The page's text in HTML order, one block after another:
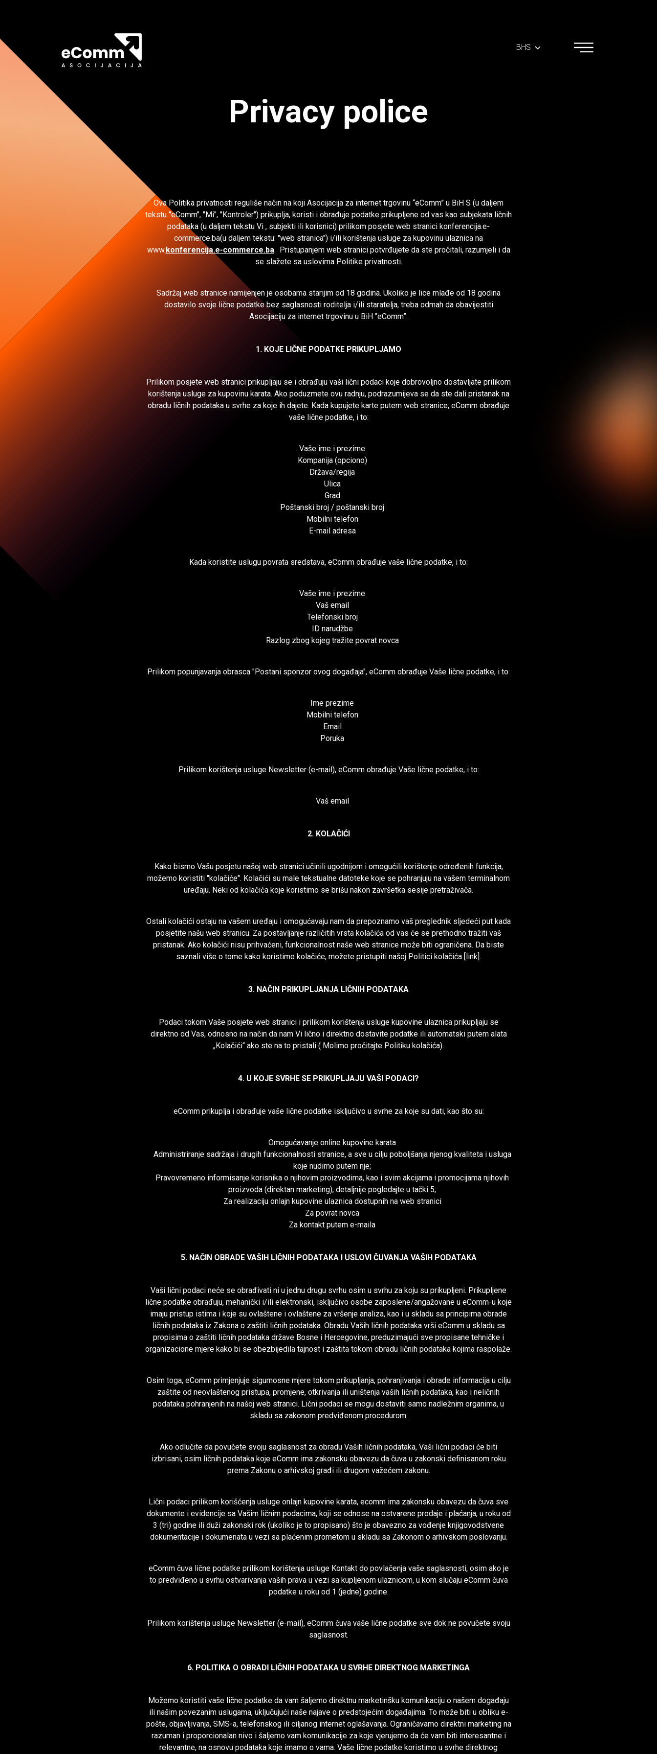
BHS
Privacy police
Ova Politika privatnosti reguliše način na koji Asocijacija za internet trgovinu “eComm” u BiH S (u daljem
tekstu "eComm", "Mi", "Kontroler") prikuplja, koristi i obrađuje podatke prikupljene od vas kao subjekata ličnih
podataka (u daljem tekstu Vi , subjekti ili korisnici) prilikom posjete web stranici konferencija.e-
commerce.ba(u daljem tekstu: "web stranica") i/ili korištenja usluge za kupovinu ulaznica na
www.konferencija.e-commerce.ba. Pristupanjem web stranici potvrđujete da ste pročitali, razumjeli i da
se slažete sa uslovima Politike privatnosti.
Sadržaj web stranice namijenjen je osobama starijim od 18 godina. Ukoliko je lice mlađe od 18 godina
dostavilo svoje lične podatke bez saglasnosti roditelja i/ili staratelja, treba odmah da obavijestiti
Asocijaciju za internet trgovinu u BiH “eComm”.
1. KOJE LIČNE PODATKE PRIKUPLJAMO
Prilikom posjete web stranici prikupljaju se i obrađuju vaši lični podaci koje dobrovoljno dostavljate prilikom
korištenja usluge za kupovinu karata. Ako poduzmete ovu radnju, podrazumijeva se da ste dali pristanak na
obradu ličnih podataka u svrhe za koje ih dajete. Kada kupujete karte putem web stranice, eComm obrađuje
vaše lične podatke, i to:
Vaše ime i prezime
Kompanija (opciono)
Država/regija
Ulica
Grad
Poštanski broj / poštanski broj
Mobilni telefon
E-mail adresa
Kada koristite uslugu povrata sredstava, eComm obrađuje vaše lične podatke, i to:
Vaše ime i prezime
Vaš email
Telefonski broj
ID narudžbe
Razlog zbog kojeg tražite povrat novca
Prilikom popunjavanja obrasca "Postani sponzor ovog događaja", eComm obrađuje Vaše lične podatke, i to:
Ime prezime
Mobilni telefon
Email
Poruka
Prilikom korištenja usluge Newsletter (e-mail), eComm obrađuje Vaše lične podatke, i to:
Vaš email
2. KOLAČIĆI
Kako bismo Vašu posjetu našoj web stranici učinili ugodnijom i omogućili korištenje određenih funkcija,
možemo koristiti "kolačiće". Kolačići su male tekstualne datoteke koje se pohranjuju na vašem terminalnom
uređaju. Neki od kolačića koje koristimo se brišu nakon završetka sesije pretraživača.
Ostali kolačići ostaju na vašem uređaju i omogućavaju nam da prepoznamo vaš preglednik sljedeći put kada
posjetite našu web stranicu. Za postavljanje različitih vrsta kolačića od vas će se prethodno tražiti vaš
pristanak. Ako kolačići nisu prihvaćeni, funkcionalnost naše web stranice može biti ograničena. Da biste
saznali više o tome kako koristimo kolačiće, možete pristupiti našoj Politici kolačića [link].
3. NAČIN PRIKUPLJANJA LIČNIH PODATAKA
Podaci tokom Vaše posjete web stranici i prilikom korištenja usluge kupovine ulaznica prikupljaju se
direktno od Vas, odnosno na način da nam Vi lično i direktno dostavite podatke ili automatski putem alata
„Kolačići“ ako ste na to pristali ( Molimo pročitajte Politiku kolačića).
4. U KOJE SVRHE SE PRIKUPLJAJU VAŠI PODACI?
eComm prikuplja i obrađuje vaše lične podatke isključivo u svrhe za koje su dati, kao što su:
Omogućavanje online kupovine karata
Administriranje sadržaja i drugih funkcionalnosti stranice, a sve u cilju poboljšanja njenog kvaliteta i usluga
koje nudimo putem nje;
Pravovremeno informisanje korisnika o njihovim proizvodima, kao i svim akcijama i promocijama njihovih
proizvoda (direktan marketing), detaljnije pogledajte u tački 5;
Za realizaciju onlajn kupovine ulaznica dostupnih na web stranici
Za povrat novca
Za kontakt putem e-maila
5. NAČIN OBRADE VAŠIH LIČNIH PODATAKA I USLOVI ČUVANJA VAŠIH PODATAKA
Vaši lični podaci neće se obrađivati ​​ni u jednu drugu svrhu osim u svrhu za koju su prikupljeni. Prikupljene
lične podatke obrađuju, mehanički i/ili elektronski, isključivo osobe zaposlene/angažovane u eComm-u koje
imaju pristup istima i koje su ovlaštene i ovlaštene za vršenje analiza, kao i u skladu sa principima obrade
ličnih podataka iz Zakona o zaštiti ličnih podataka. Obradu Vaših ličnih podataka vrši eComm u skladu sa
propisima o zaštiti ličnih podataka države Bosne i Hercegovine, preduzimajući sve propisane tehničke i
organizacione mjere kako bi se obezbijedila tajnost i zaštita tokom obradu ličnih podataka kojima raspolaže.
Osim toga, eComm primjenjuje sigurnosne mjere tokom prikupljanja, pohranjivanja i obrade informacija u cilju
zaštite od neovlaštenog pristupa, promjene, otkrivanja ili uništenja vaših ličnih podataka, kao i neličnih
podataka pohranjenih na našoj web stranici. Lični podaci se mogu dostaviti samo nadležnim organima, u
skladu sa zakonom predviđenom procedurom.
Ako odlučite da povučete svoju saglasnost za obradu Vaših ličnih podataka, Vaši lični podaci će biti
izbrisani, osim ličnih podataka koje eComm ima zakonsku obavezu da čuva u zakonski definisanom roku
prema Zakonu o arhivskoj građi ili drugom važećem zakonu.
Lični podaci prilikom korišćenja usluge onlajn kupovine karata, ecomm ima zakonsku obavezu da čuva sve
dokumente i evidencije sa Vašim ličnim podacima, koji se odnose na ostvarene prodaje i plaćanja, u roku od
3 (tri) godine ili duži zakonski rok (ukoliko je to propisano) što je obavezno za vođenje knjigovodstvene
dokumentacije i dokumenata u vezi sa plaćenim prometom u skladu sa Zakonom o arhivskom poslovanju.
eComm čuva lične podatke prilikom korištenja usluge Kontakt do povlačenja vaše saglasnosti, osim ako je
to predviđeno u svrhu ostvarivanja vaših prava u vezi sa kupljenom ulaznicom, u kom slučaju eComm čuva
podatke u roku od 1 (jedne) godine.
Prilikom korištenja usluge Newsletter (e-mail), eComm čuva vaše lične podatke sve dok ne povučete svoju
saglasnost.
6. POLITIKA O OBRADI LIČNIH PODATAKA U SVRHE DIREKTNOG MARKETINGA
Možemo koristiti vaše lične podatke da vam šaljemo direktnu marketinšku komunikaciju o našem događaju
ili našim povezanim uslugama, uključujući naše najave o predstojećim događajima. To može biti u obliku e-
pošte, objavljivanja, SMS-a, telefonskog ili ciljanog internet oglašavanja. Ograničavamo direktni marketing na
razuman i proporcionalan nivo i šaljemo vam komunikacije za koje vjerujemo da će vam biti interesantne i
relevantne, na osnovu podataka koje imamo o vama. Vaše lične podatke koristimo u svrhe direktnog